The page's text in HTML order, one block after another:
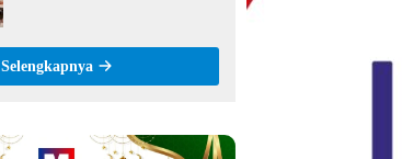
Bungkam
Selengkapnya